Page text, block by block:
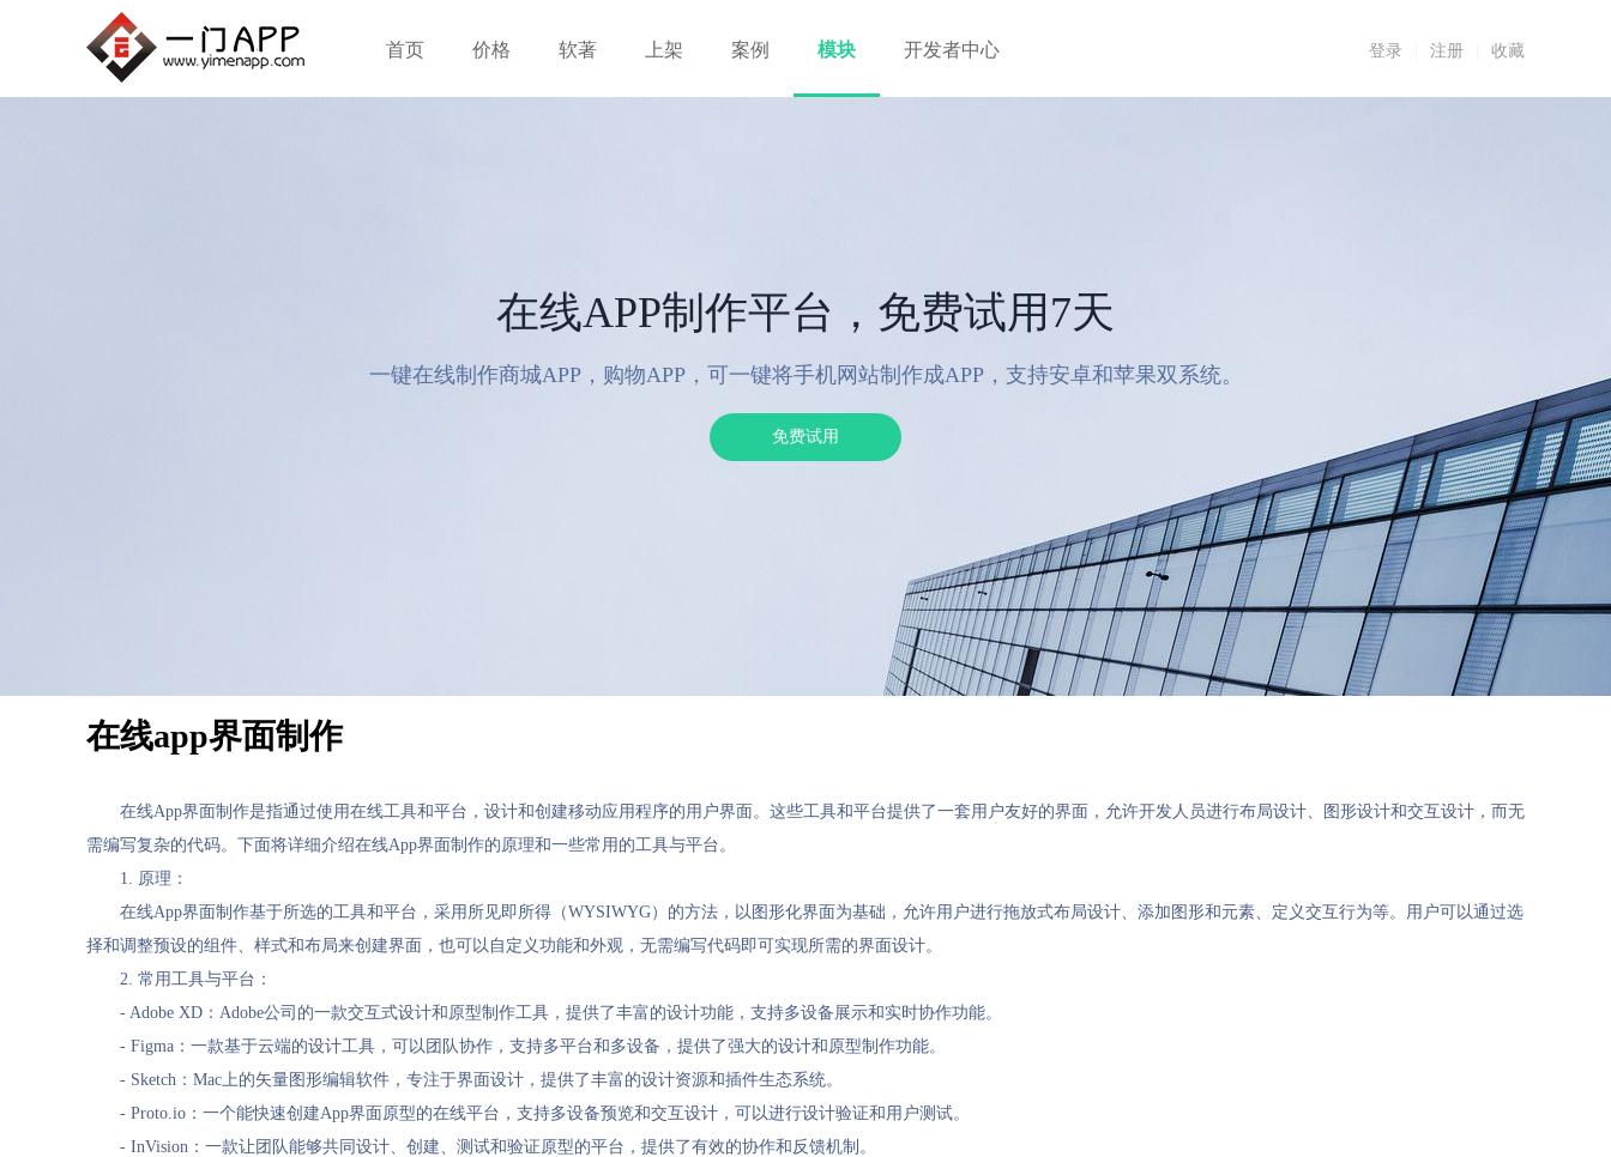
登录 注册 收藏
首页 价格 软著 上架 案例 模块 开发者中心
在线APP制作平台，免费试用7天
一键在线制作商城APP，购物APP，可一键将手机网站制作成APP，支持安卓和苹果双系统。
免费试用
在线app界面制作
在线App界面制作是指通过使用在线工具和平台，设计和创建移动应用程序的用户界面。这些工具和平台提供了一套用户友好的界面，允许开发人员进行布局设计、图形设计和交互设计，而无
需编写复杂的代码。下面将详细介绍在线App界面制作的原理和一些常用的工具与平台。
1. 原理：
在线App界面制作基于所选的工具和平台，采用所见即所得（WYSIWYG）的方法，以图形化界面为基础，允许用户进行拖放式布局设计、添加图形和元素、定义交互行为等。用户可以通过选
择和调整预设的组件、样式和布局来创建界面，也可以自定义功能和外观，无需编写代码即可实现所需的界面设计。
2. 常用工具与平台：
- Adobe XD：Adobe公司的一款交互式设计和原型制作工具，提供了丰富的设计功能，支持多设备展示和实时协作功能。
- Figma：一款基于云端的设计工具，可以团队协作，支持多平台和多设备，提供了强大的设计和原型制作功能。
- Sketch：Mac上的矢量图形编辑软件，专注于界面设计，提供了丰富的设计资源和插件生态系统。
- Proto.io：一个能快速创建App界面原型的在线平台，支持多设备预览和交互设计，可以进行设计验证和用户测试。
- InVision：一款让团队能够共同设计、创建、测试和验证原型的平台，提供了有效的协作和反馈机制。